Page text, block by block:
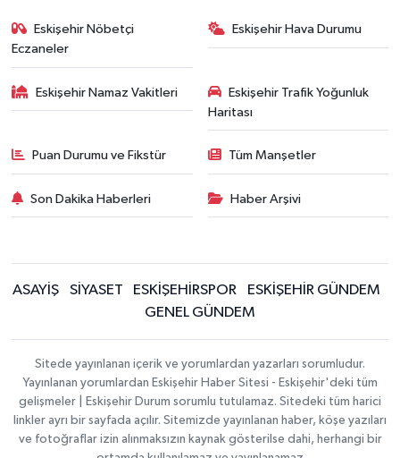
Eskişehir Nöbetçi
Eczaneler
Eskişehir Hava Durumu
Eskişehir Namaz Vakitleri
Eskişehir Trafik Yoğunluk
Haritası
Puan Durumu ve Fikstür Tüm Manşetler
Son Dakika Haberleri Haber Arşivi
ASAYİŞ SİYASET ESKİŞEHİRSPOR
ESKİŞEHİR GÜNDEM
GENEL GÜNDEM
Sitede yayınlanan içerik ve yorumlardan yazarları sorumludur.
Yayınlanan yorumlardan Eskişehir Haber Sitesi - Eskişehir'deki tüm
gelişmeler | Eskişehir Durum sorumlu tutulamaz. Sitedeki tüm harici
linkler ayrı bir sayfada açılır. Sitemizde yayınlanan haber, köşe yazıları
ve fotoğraflar izin alınmaksızın kaynak gösterilse dahi, herhangi bir